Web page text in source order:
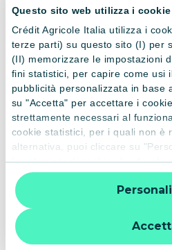
Questo sito web utilizza i cookie
Crédit Agricole Italia utilizza i
terze parti) su questo sito (I) per
(II) memorizzare le impostazioni
fini statistici, per capire come usi
pubblicità personalizzata in base
su "Accetta" per accettare i
strettamente necessari al
cookie statistici, per i quali non è
alternativa, puoi cliccare su
le categorie di cookie che
“X” le impostazioni predefinite
quindi la navigazione può
strumenti di tracciamento diversi
ulteriori informazioni:
informativa
tratti di un servizio gratuito,
consulente venga retribuito. In
disposto a pagare per il servizio.
Così quando anche decidono di
nella maggior parte dei casi i
preferiscono chiedere consiglio a
piuttosto che affidarsi a una
competente.
investimenti sbagliati legati alla
non investire del tutto, non
di vita per effetto dell’inflazione
tutele offerte dai servizi c.d. di
Si rischia inoltre di perdere delle